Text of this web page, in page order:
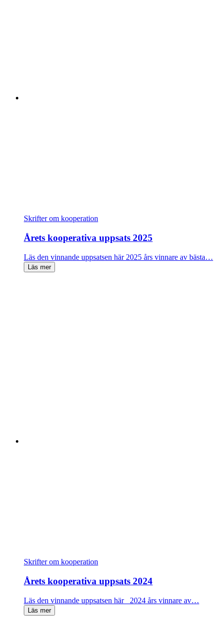
Skrifter om kooperation
Årets kooperativa uppsats 2025
Läs den vinnande uppsatsen här 2025 års vinnare av bästa…
Läs mer
Skrifter om kooperation
Årets kooperativa uppsats 2024
Läs den vinnande uppsatsen här 2024 års vinnare av…
Läs mer